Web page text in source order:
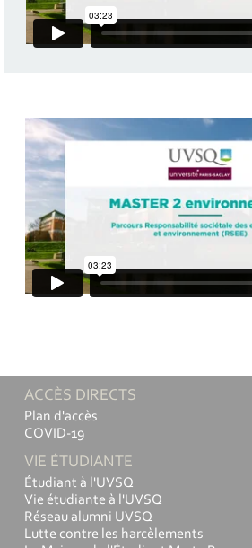
ACCÈS DIRECTS
Plan d'accès
COVID-19
VIE ÉTUDIANTE
Étudiant à l'UVSQ
Vie étudiante à l'UVSQ
Réseau alumni UVSQ
Lutte contre les harcèlements